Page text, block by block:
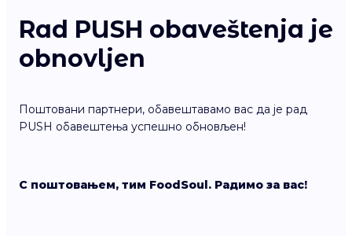
Rad PUSH obaveštenja je
obnovljen
Поштовани партнери, обавештавамо вас да је рад
PUSH обавештења успешно обновљен!
С поштовањем, тим FoodSoul. Радимо за вас!